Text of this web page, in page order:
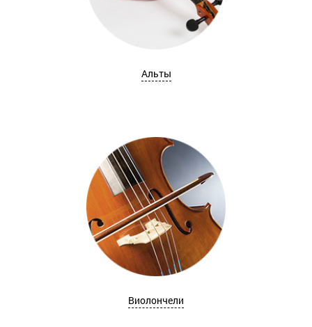
Альты
Виолончели